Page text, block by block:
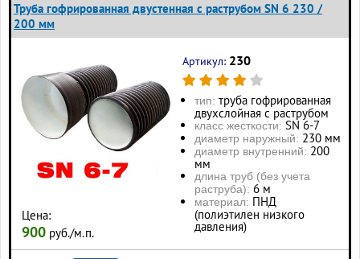
Труба гофрированная двустенная с раструбом SN 6 230 /
200 мм
Цена:
900 руб./м.п.
Артикул: 230
тип: труба гофрированная
двухслойная с раструбом
класс жесткости: SN 6-7
диаметр наружный: 230 мм
диаметр внутренний: 200
мм
длина труб (без учета
раструба): 6 м
материал: ПНД
(полиэтилен низкого
давления)